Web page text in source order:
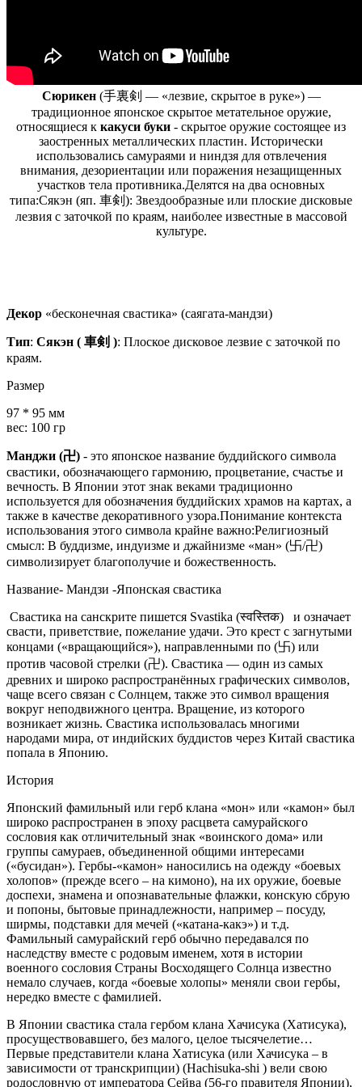
Сюрикен(手裏剣 — «лезвие, скрытое в руке») —
традиционное японское скрытое метательное оружие,
относящиеся к какуси буки - скрытое оружие состоящее из
заостренных металлических пластин. Исторически
использовались самураями и ниндзя для отвлечения
внимания, дезориентации или поражения незащищенных
участков тела противника.Делятся на два основных
типа:Сякэн (яп. 車剣): Звездообразные или плоские дисковые
лезвия с заточкой по краям, наиболее известные в массовой
культуре.
Декор «бесконечная свастика» (саягата-мандзи)
Тип: Сякэн ( 車剣 ): Плоское дисковое лезвие с заточкой по
краям.
Размер
97 * 95 мм
вес: 100 гр
Манджи (卍) - это японское название буддийского символа
свастики, обозначающего гармонию, процветание, счастье и
вечность. В Японии этот знак веками традиционно
используется для обозначения буддийских храмов на картах, а
также в качестве декоративного узора.Понимание контекста
использования этого символа крайне важно:Религиозный
смысл: В буддизме, индуизме и джайнизме «ман» (卐/卍)
символизирует благополучие и божественность.
Название- Мандзи -Японская свастика
Свастика на санскрите пишется Svastika (स्वस्तिक)
и означает
свасти, приветствие, пожелание удачи. Это крест с загнутыми
концами («вращающийся»), направленными по (卐) или
против часовой стрелки (卍). Свастика — один из самых
древних и широко распространённых графических символов,
чаще всего связан с Солнцем, также это символ вращения
вокруг неподвижного центра. Вращение, из которого
возникает жизнь. Свастика использовалась многими
народами мира, от индийских буддистов через Китай свастика
попала в Японию.
История
Японский фамильный или герб клана «мон» или «камон» был
широко распространен в эпоху расцвета самурайского
сословия как отличительный знак «воинского дома» или
группы самураев, объединенной общими интересами
(«бусидан»). Гербы-«камон» наносились на одежду «боевых
холопов» (прежде всего – на кимоно), на их оружие, боевые
доспехи, знамена и опознавательные флажки, конскую сбрую
и попоны, бытовые принадлежности, например – посуду,
ширмы, подставки для мечей («катана-какэ») и т.д.
Фамильный самурайский герб обычно передавался по
наследству вместе с родовым именем, хотя в истории
военного сословия Страны Восходящего Солнца известно
немало случаев, когда «боевые холопы» меняли свои гербы,
нередко вместе с фамилией.
В Японии свастика стала гербом клана Хачисука (Хатисука),
просуществовавшего, без малого, целое тысячелетие…
Первые представители клана Хатисука (или Хачисука – в
зависимости от транскрипции) (Hachisuka-shi ) вели свою
родословную от императора Сейва (56-го правителя Японии),